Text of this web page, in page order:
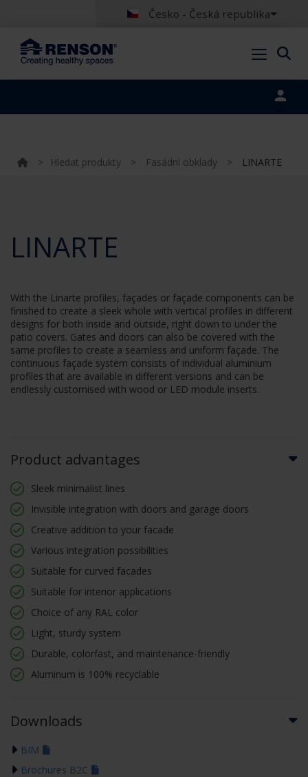
Česko - Česká republika
> Hledat produkty > Fasádní obklady > LINARTE
LINARTE
With the Linarte profiles, façades or façade components can be
finished to create a sleek whole with vertical profiles in different
designs for both inside and outside, right down to under the
patio covers. Gates and doors can also be covered with the
same profiles to create a seamless and uniform façade. The
continuous façade system consists of individual aluminium
profiles that are available in different versions and can be
endlessly customised with wood or LED module inserts.
Product advantages
Sleek minimalist lines
Invisible integration with doors and garage doors
Creative addition to your facade
Various integration possibilities
Suitable for curved facades
Suitable for interior applications
Choice of any RAL color
Light, sturdy system
Durable, colorfast, and maintenance-friendly
Aluminum is 100% recyclable
Downloads
BIM
Brochures B2C